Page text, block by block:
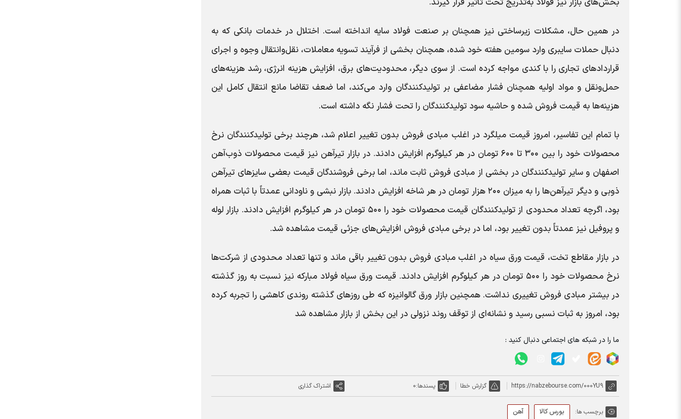
در همین حال، مشکلات زیرساختی نیز همچنان بر صنعت فولاد سایه انداخته است. اختلال در خدمات بانکی که به
دنبال حملات سایبری وارد سومین هفته خود شده، همچنان بخشی از فرآیند تسویه معاملات، نقل‌وانتقال وجوه و اجرای
قراردادهای تجاری را با کندی مواجه کرده است. از سوی دیگر، محدودیت‌های برق، افزایش هزینه انرژی، رشد هزینه‌های
حمل‌ونقل و مواد اولیه همچنان فشار مضاعفی بر تولیدکنندگان وارد می‌کند، اما ضعف تقاضا مانع انتقال کامل این
هزینه‌ها به قیمت فروش شده و حاشیه سود تولیدکنندگان را تحت فشار نگه داشته است.
با تمام این تفاسیر، امروز قیمت میلگرد در اغلب مبادی فروش بدون تغییر اعلام شد، هرچند برخی تولیدکنندگان نرخ
محصولات خود را بین ۳۰۰ تا ۶۰۰ تومان در هر کیلوگرم افزایش دادند. در بازار تیرآهن نیز قیمت محصولات ذوب‌آهن
اصفهان و سایر تولیدکنندگان در بخشی از مبادی فروش ثابت ماند، اما برخی فروشندگان قیمت بعضی سایزهای تیرآهن
ذوبی و دیگر تیرآهن‌ها را به میزان ۲۰۰ هزار تومان در هر شاخه افزایش دادند. بازار نبشی و ناودانی عمدتاً با ثبات همراه
بود، اگرچه تعداد محدودی از تولیدکنندگان قیمت محصولات خود را ۵۰۰ تومان در هر کیلوگرم افزایش دادند. بازار لوله
و پروفیل نیز عمدتاً بدون تغییر بود، اما در برخی مبادی فروش افزایش‌های جزئی قیمت مشاهده شد.
در بازار مقاطع تخت، قیمت ورق سیاه در اغلب مبادی فروش بدون تغییر باقی ماند و تنها تعداد محدودی از شرکت‌ها
نرخ محصولات خود را ۵۰۰ تومان در هر کیلوگرم افزایش دادند. قیمت ورق سیاه فولاد مبارکه نیز نسبت به روز گذشته
در بیشتر مبادی فروش تغییری نداشت. همچنین بازار ورق گالوانیزه که طی روزهای گذشته روندی کاهشی را تجربه کرده
بود، امروز به ثبات نسبی رسید و نشانه‌ای از توقف روند نزولی در این بخش از بازار مشاهده شد
ما را در شبکه های اجتماعی دنبال کنید :
https://nabzebourse.com/000YU9 گزارش خطا پسندها:0 اشتراک گذاری
برچسب ها: بورس کالا آهن